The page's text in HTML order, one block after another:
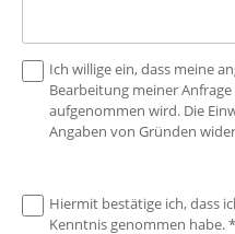
Ich willige ein, dass meine
Bearbeitung meiner
aufgenommen wird. Die
Angaben von Gründen
Hiermit bestätige ich, dass
Kenntnis genommen habe. *